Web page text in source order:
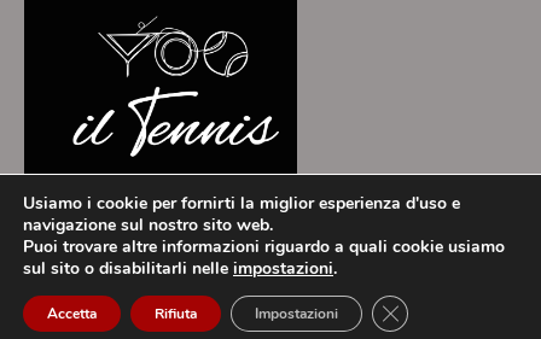
ToscanaCRIT - Theme by Grace Themes
Privacy Policy
Cookie Policy
Usiamo i cookie per fornirti la miglior esperienza d'uso e
navigazione sul nostro sito web.
Puoi trovare altre informazioni riguardo a quali cookie usiamo
sul sito o disabilitarli nelle impostazioni.
Accetta Rifiuta Impostazioni Close GDPR